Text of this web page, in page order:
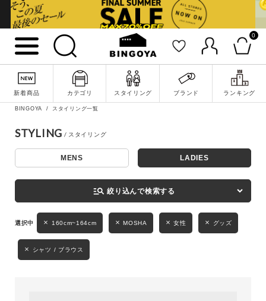
0
新着商品 カテゴリ スタイリング ブランド ランキング
詳細検索
キーワード
性別
MENS LADIES KIDS
BINGOYA スタイリング一覧
STYLING
MENS LADIES
manage_search 絞り込んで検索する
160cm~164cm MOSHA 女性 グッズ
シャツ / ブラウス